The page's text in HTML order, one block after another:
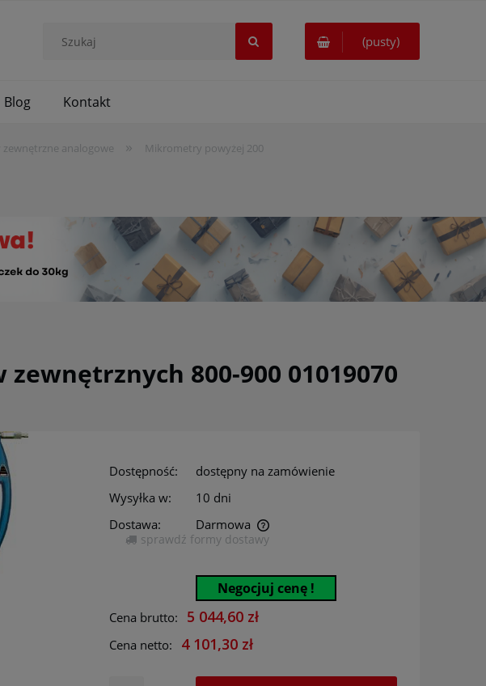
(pusty)
Blog Kontakt
analogowe » Mikrometry powyżej 200
800-900 01019070
Dostępność:
dostępny na zamówienie
Wysyłka w:
10 dni
Dostawa:
Darmowa
sprawdź formy dostawy
Negocjuj cenę !
Cena brutto: 5 044,60 zł
Cena netto: 4 101,30 zł